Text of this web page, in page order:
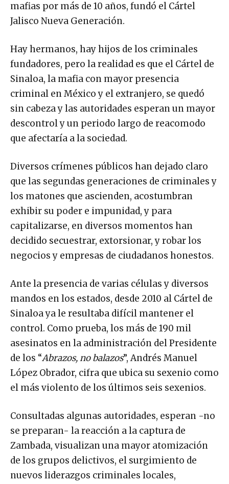
mafias por más de 10 años, fundó el Cártel
Jalisco Nueva Generación.
Hay hermanos, hay hijos de los criminales
fundadores, pero la realidad es que el Cártel de
Sinaloa, la mafia con mayor presencia
criminal en México y el extranjero, se quedó
sin cabeza y las autoridades esperan un mayor
descontrol y un periodo largo de reacomodo
que afectaría a la sociedad.
Diversos crímenes públicos han dejado claro
que las segundas generaciones de criminales y
los matones que ascienden, acostumbran
exhibir su poder e impunidad, y para
capitalizarse, en diversos momentos han
decidido secuestrar, extorsionar, y robar los
negocios y empresas de ciudadanos honestos.
Ante la presencia de varias células y diversos
mandos en los estados, desde 2010 al Cártel de
Sinaloa ya le resultaba difícil mantener el
control. Como prueba, los más de 190 mil
asesinatos en la administración del Presidente
de los “Abrazos, no balazos”, Andrés Manuel
López Obrador, cifra que ubica su sexenio como
el más violento de los últimos seis sexenios.
Consultadas algunas autoridades, esperan -no
se preparan- la reacción a la captura de
Zambada, visualizan una mayor atomización
de los grupos delictivos, el surgimiento de
nuevos liderazgos criminales locales,